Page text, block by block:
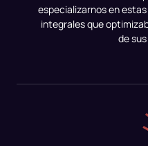
especializarnos en
integrales que
de